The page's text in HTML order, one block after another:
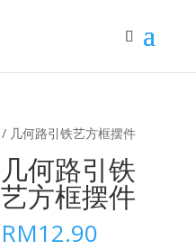
/ 几何路引铁艺方框摆件
几何路引铁
艺方框摆件
RM12.90